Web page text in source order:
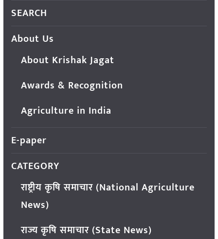
SEARCH
About Us
About Krishak Jagat
Awards & Recognition
Agriculture in India
E-paper
CATEGORY
राष्ट्रीय कृषि समाचार (National Agriculture
News)
राज्य कृषि समाचार (State News)